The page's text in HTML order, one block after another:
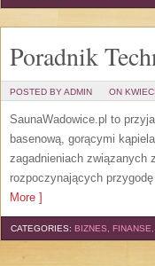
Poradnik
POSTED BY ADMIN ON
SaunaWadowice.pl to
basenową, gorącymi
zagadnieniach związanych
rozpoczynających
More ]
CATEGORIES: BIZNES,